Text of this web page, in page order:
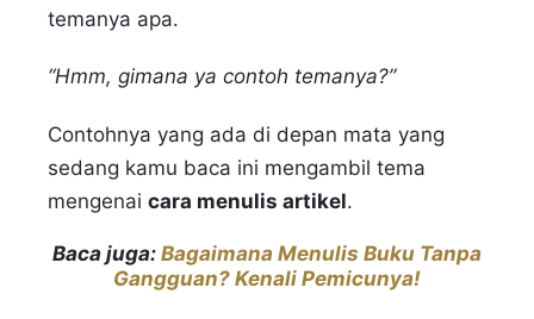
temanya apa.
“Hmm, gimana ya contoh temanya?”
Contohnya yang ada di depan mata yang
sedang kamu baca ini mengambil tema
mengenai cara menulis artikel.
Baca juga: Bagaimana Menulis Buku Tanpa
Gangguan? Kenali Pemicunya!